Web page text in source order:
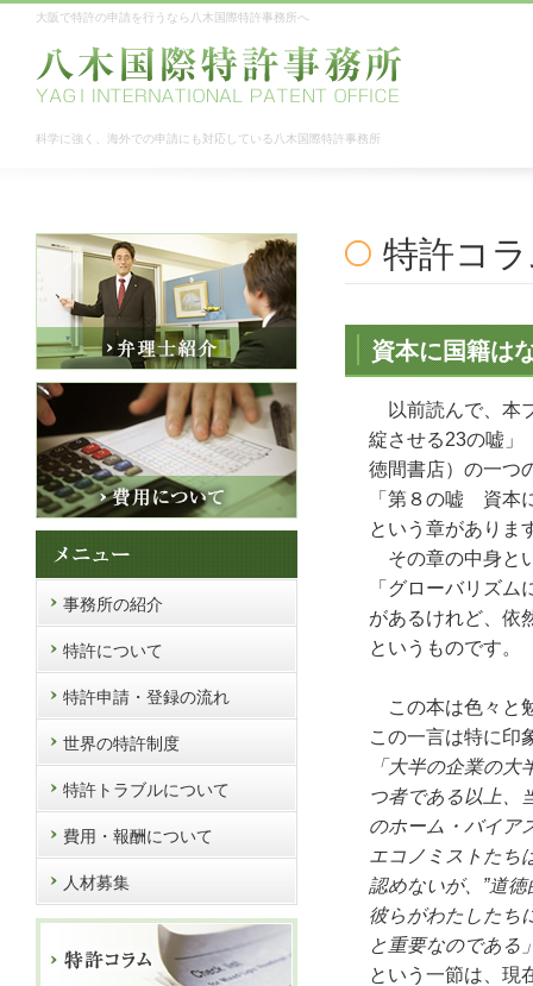
大阪で特許の申請を行うなら八木国際特許事務所へ
科学に強く、海外での申請にも対応している八木国際特許事務所
特許コ
資本に国籍は
以前読んで、本
綻させる23の嘘
徳間書店）の一つ
「第８の嘘 資本
という章がありま
その章の中身と
「グローバリズ
があるけれど、依
というものです。
この本は色々と
この一言は特に印
「大半の企業の
つ者である以上、
のホーム・バイア
エコノミストたち
認めないが、”道徳
彼らがわたしたち
と重要なのである
という一節は、現
事務所の紹介
特許について
特許申請・登録の流れ
世界の特許制度
特許トラブルについて
費用・報酬について
人材募集